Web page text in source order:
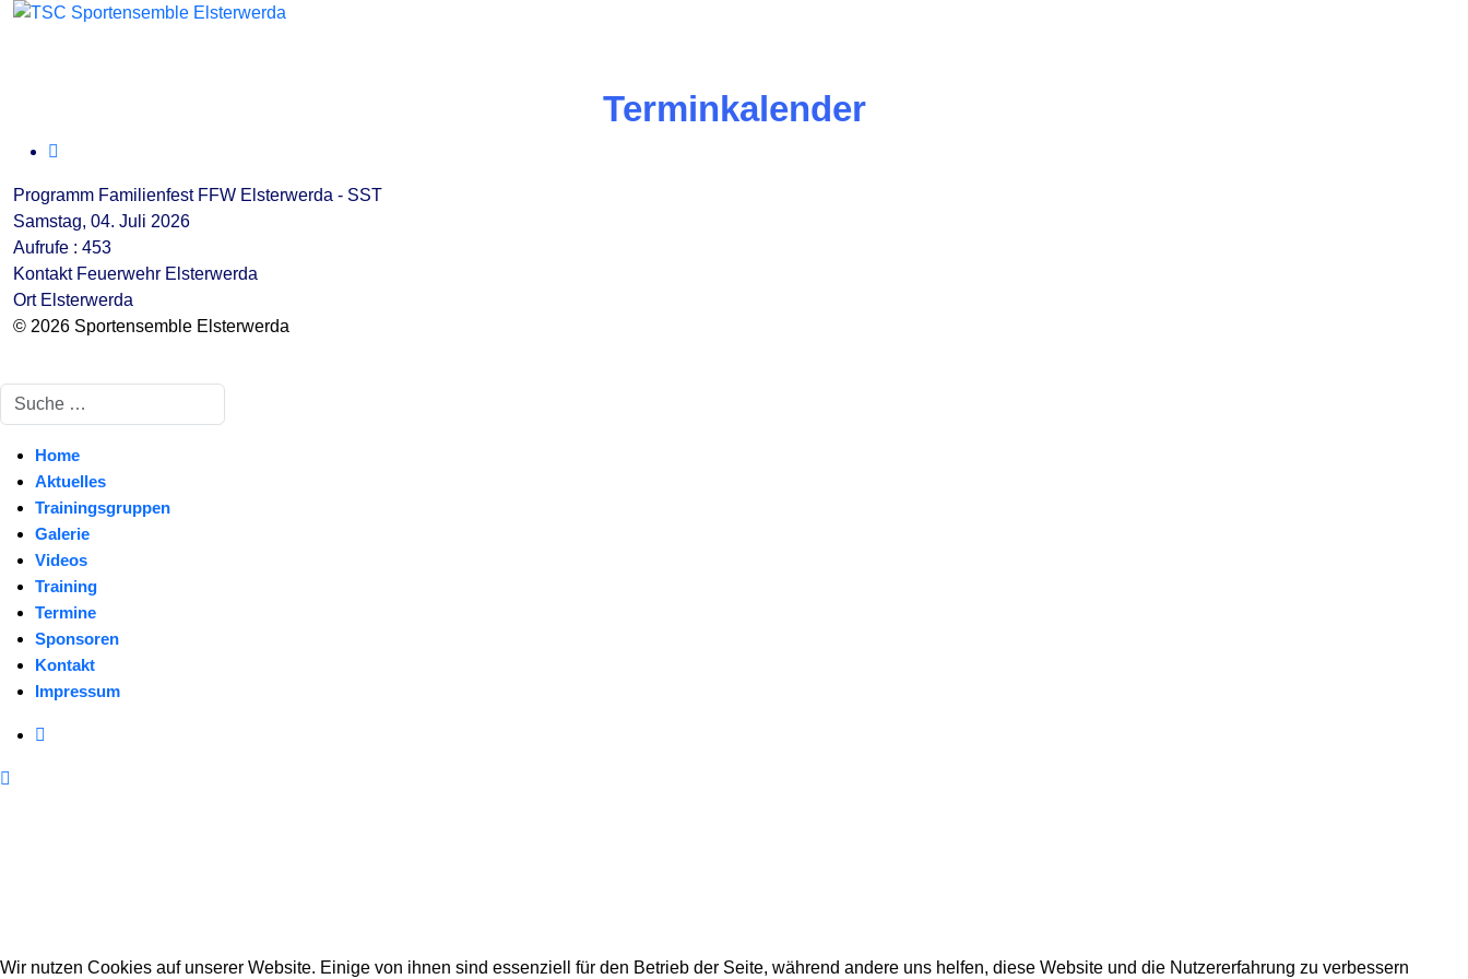
Terminkalender
Programm Familienfest FFW Elsterwerda - SST
Samstag, 04. Juli 2026
Aufrufe : 453
Kontakt Feuerwehr Elsterwerda
Ort Elsterwerda
© 2026 Sportensemble Elsterwerda
Suchen
Home
Aktuelles
Trainingsgruppen
Galerie
Videos
Training
Termine
Sponsoren
Kontakt
Impressum
Wir nutzen Cookies auf unserer Website. Einige von ihnen sind essenziell für den Betrieb der Seite, während andere uns helfen, diese Website und die Nutzererfahrung zu verbessern